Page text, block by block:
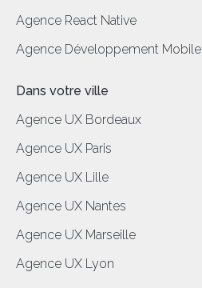
Agence React Native
Agence Développement Mobile
Dans votre ville
Agence UX Bordeaux
Agence UX Paris
Agence UX Lille
Agence UX Nantes
Agence UX Marseille
Agence UX Lyon